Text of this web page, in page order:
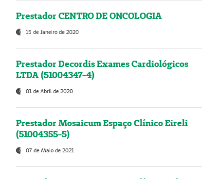
Prestador CENTRO DE ONCOLOGIA
15 de Janeiro de 2020
Prestador Decordis Exames Cardiológicos
LTDA (51004347-4)
01 de Abril de 2020
Prestador Mosaicum Espaço Clínico Eireli
(51004355-5)
07 de Maio de 2021